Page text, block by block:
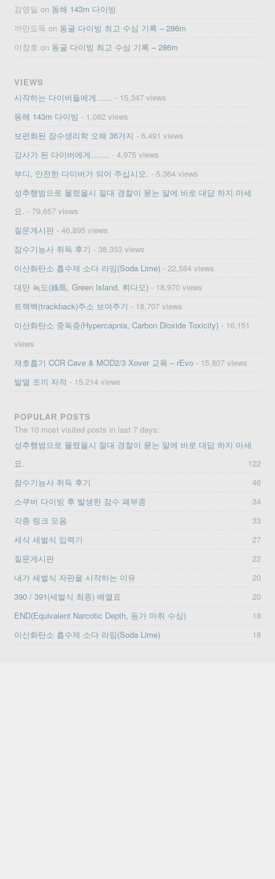
김영일 on 동해 143m 다이빙
까만도둑 on 동굴 다이빙 최고 수심 기록 – 286m
이창호 on 동굴 다이빙 최고 수심 기록 – 286m
VIEWS
시작하는 다이버들에게…… - 15,347 views
동해 143m 다이빙 - 1,082 views
보편화된 잠수생리학 오해 36가지 - 6,491 views
강사가 된 다이버에게……. - 4,975 views
부디, 안전한 다이버가 되어 주십시오. - 5,364 views
성추행범으로 몰렸을시 절대 경찰이 묻는 말에 바로 대답 하지 마세
요. - 79,657 views
질문게시판 - 46,895 views
잠수기능사 취득 후기 - 38,353 views
이산화탄소 흡수제 소다 라임(Soda Lime) - 22,584 views
대만 녹도(綠島, Green Island, 뤼다오) - 18,970 views
트랙백(trackback)주소 보여주기 - 18,707 views
이산화탄소 중독증(Hypercapnia, Carbon Dioxide Toxicity) - 16,151
views
재호흡기 CCR Cave & MOD2/3 Xover 교육 – rEvo - 15,807 views
발열 조끼 자작 - 15,214 views
POPULAR POSTS
The 10 most visited posts in last 7 days:
성추행범으로 몰렸을시 절대 경찰이 묻는 말에 바로 대답 하지 마세
요.
122
잠수기능사 취득 후기
46
스쿠버 다이빙 후 발생한 잠수 폐부종
34
각종 링크 모음
33
세삭 세벌식 입력기
27
질문게시판
22
내가 세벌식 자판을 시작하는 이유
20
390 / 391(세벌식 최종) 배열표
20
END(Equivalent Narcotic Depth, 등가 마취 수심)
18
이산화탄소 흡수제 소다 라임(Soda Lime)
18